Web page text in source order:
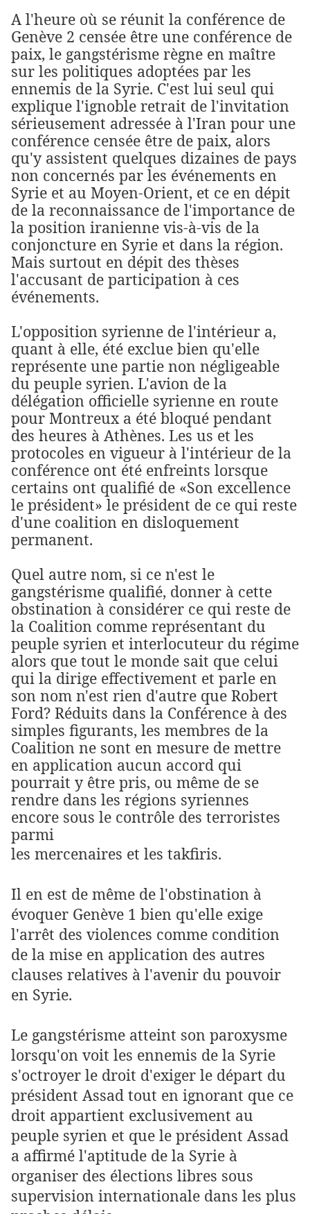
A l'heure où se réunit la conférence de
Genève 2 censée être une conférence de
paix, le gangstérisme règne en maître
sur les politiques adoptées par les
ennemis de la Syrie. C'est lui seul qui
explique l'ignoble retrait de l'invitation
sérieusement adressée à l'Iran pour une
conférence censée être de paix, alors
qu'y assistent quelques dizaines de pays
non concernés par les événements en
Syrie et au Moyen-Orient, et ce en dépit
de la reconnaissance de l'importance de
la position iranienne vis-à-vis de la
conjoncture en Syrie et dans la région.
Mais surtout en dépit des thèses
l'accusant de participation à ces
événements.
L'opposition syrienne de l'intérieur a,
quant à elle, été exclue bien qu'elle
représente une partie non négligeable
du peuple syrien. L'avion de la
délégation officielle syrienne en route
pour Montreux a été bloqué pendant
des heures à Athènes. Les us et les
protocoles en vigueur à l'intérieur de la
conférence ont été enfreints lorsque
certains ont qualifié de «Son excellence
le président» le président de ce qui reste
d'une coalition en disloquement
permanent.
Quel autre nom, si ce n'est le
gangstérisme qualifié, donner à cette
obstination à considérer ce qui reste de
la Coalition comme représentant du
peuple syrien et interlocuteur du régime
alors que tout le monde sait que celui
qui la dirige effectivement et parle en
son nom n'est rien d'autre que Robert
Ford? Réduits dans la Conférence à des
simples figurants, les membres de la
Coalition ne sont en mesure de mettre
en application aucun accord qui
pourrait y être pris, ou même de se
rendre dans les régions syriennes
encore sous le contrôle des terroristes
parmi
les mercenaires et les takfiris.
Il en est de même de l'obstination à
évoquer Genève 1 bien qu'elle exige
l'arrêt des violences comme condition
de la mise en application des autres
clauses relatives à l'avenir du pouvoir
en Syrie.
Le gangstérisme atteint son paroxysme
lorsqu'on voit les ennemis de la Syrie
s'octroyer le droit d'exiger le départ du
président Assad tout en ignorant que ce
droit appartient exclusivement au
peuple syrien et que le président Assad
a affirmé l'aptitude de la Syrie à
organiser des élections libres sous
supervision internationale dans les plus